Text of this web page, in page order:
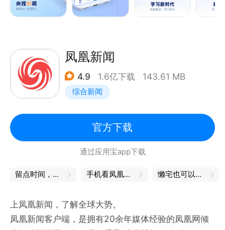
习与工具使用的多元需求。
4、“一键连电视”融合发展：汇集总台王牌栏目，海量
频道视频个性化推荐，为用户带来全新的小屏看电视体
验。
5、精品原创视频沉浸式观看：央视新闻高品质内容深
清，互动更丰富。
6、手机听新闻，解放双手。支持收听中国之声、环球
资讯的广播内容，也可以为您朗读新闻稿件，切换至后
台依然可以随时随地便捷收听精彩内容。
凤凰新闻
4.9 1.6亿下载 143.61 MB
综合新闻
官方下载
通过应用宝app下载
留点时间，与自己独处 手机看凤凰卫视 懒宅也可以很精致
上凤凰新闻，了解全球大势。
凤凰新闻客户端，是拥有20余年媒体经验的凤凰网倾